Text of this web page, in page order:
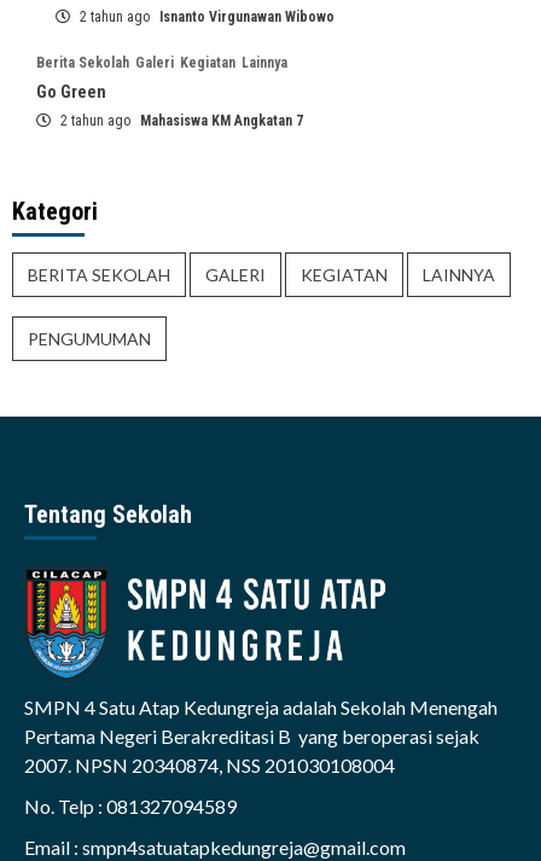
2 tahun ago Isnanto Virgunawan Wibowo
Berita Sekolah Galeri Kegiatan Lainnya
Go Green
2 tahun ago Mahasiswa KM Angkatan 7
Kategori
BERITA SEKOLAH GALERI KEGIATAN LAINNYA
PENGUMUMAN
Tentang Sekolah
SMPN 4 Satu Atap Kedungreja adalah Sekolah Menengah
Pertama Negeri Berakreditasi B yang beroperasi sejak
2007. NPSN 20340874, NSS 201030108004
No. Telp : 081327094589
Email : smpn4satuatapkedungreja@gmail.com